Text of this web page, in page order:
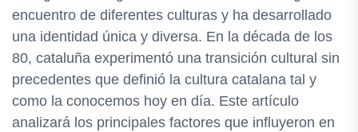
encuentro de diferentes culturas y ha desarrollado
una identidad única y diversa. En la década de los
80, cataluña experimentó una transición cultural sin
precedentes que definió la cultura catalana tal y
como la conocemos hoy en día. Este artículo
analizará los principales factores que influyeron en